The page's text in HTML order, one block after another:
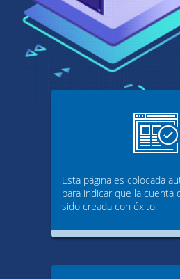
Esta página es colocada
para indicar que la cuenta
sido creada con éxito.